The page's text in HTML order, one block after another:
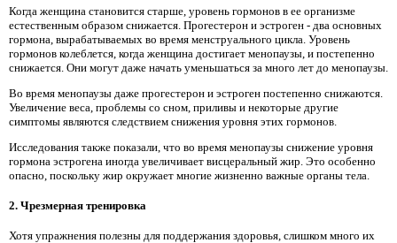
Когда женщина становится старше, уровень гормонов в ее организме
естественным образом снижается. Прогестерон и эстроген - два основных
гормона, вырабатываемых во время менструального цикла. Уровень
гормонов колеблется, когда женщина достигает менопаузы, и постепенно
снижается. Они могут даже начать уменьшаться за много лет до менопаузы.
Во время менопаузы даже прогестерон и эстроген постепенно снижаются.
Увеличение веса, проблемы со сном, приливы и некоторые другие
симптомы являются следствием снижения уровня этих гормонов.
Исследования также показали, что во время менопаузы снижение уровня
гормона эстрогена иногда увеличивает висцеральный жир. Это особенно
опасно, поскольку жир окружает многие жизненно важные органы тела.
2. Чрезмерная тренировка
Хотя упражнения полезны для поддержания здоровья, слишком много их